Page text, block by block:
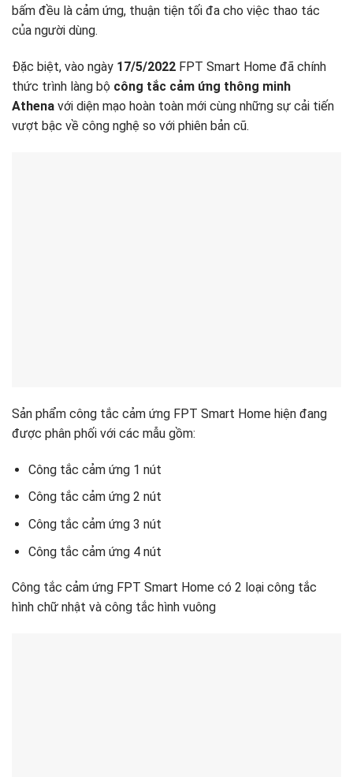
bấm đều là cảm ứng, thuận tiện tối đa cho việc thao tác
của người dùng.
Đặc biệt, vào ngày 17/5/2022 FPT Smart Home đã chính
thức trình làng bộ công tắc cảm ứng thông minh
Athena với diện mạo hoàn toàn mới cùng những sự cải tiến
vượt bậc về công nghệ so với phiên bản cũ.
Sản phẩm công tắc cảm ứng FPT Smart Home hiện đang
được phân phối với các mẫu gồm:
Công tắc cảm ứng 1 nút
Công tắc cảm ứng 2 nút
Công tắc cảm ứng 3 nút
Công tắc cảm ứng 4 nút
Công tắc cảm ứng FPT Smart Home có 2 loại công tắc
hình chữ nhật và công tắc hình vuông